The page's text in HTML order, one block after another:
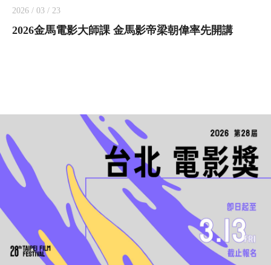
2026 / 03 / 23
2026金馬電影大師課 金馬影帝梁朝偉率先開講